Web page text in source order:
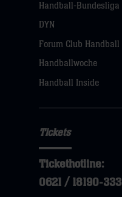
Navigation
öffnen,
dann
klicken
Handball-Bundesliga
DYN
Forum Club Handball
Handballwoche
Handball Inside
Tickets
Tickethotline:
0621 / 18190-333